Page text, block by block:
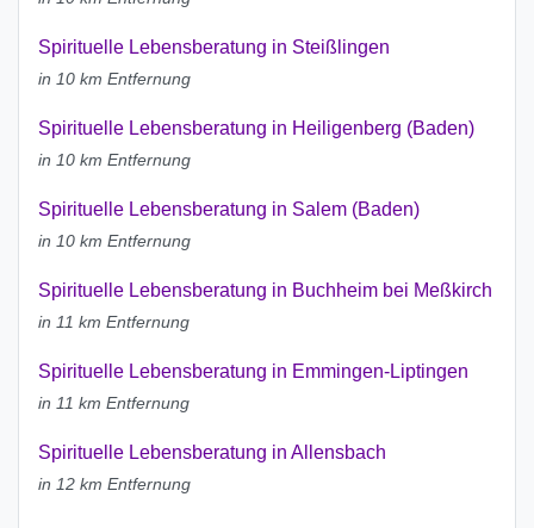
Spirituelle Lebensberatung in Steißlingen
in 10 km Entfernung
Spirituelle Lebensberatung in Heiligenberg (Baden)
in 10 km Entfernung
Spirituelle Lebensberatung in Salem (Baden)
in 10 km Entfernung
Spirituelle Lebensberatung in Buchheim bei Meßkirch
in 11 km Entfernung
Spirituelle Lebensberatung in Emmingen-Liptingen
in 11 km Entfernung
Spirituelle Lebensberatung in Allensbach
in 12 km Entfernung